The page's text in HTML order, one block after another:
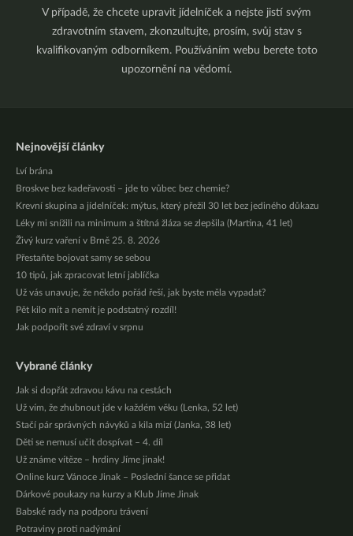
V případě, že chcete upravit jídelníček a nejste jistí svým
zdravotním stavem, zkonzultujte, prosím, svůj stav s
kvalifikovaným odborníkem. Používáním webu berete toto
upozornění na vědomí.
Nejnovější články
Lví brána
Broskve bez kadeřavosti – jde to vůbec bez chemie?
Krevní skupina a jídelníček: mýtus, který přežil 30 let bez jediného důkazu
Léky mi snížili na minimum a štítná žláza se zlepšila (Martina, 41 let)
Živý kurz vaření v Brně 25. 8. 2026
Přestaňte bojovat samy se sebou
10 tipů, jak zpracovat letní jablíčka
Už vás unavuje, že někdo pořád řeší, jak byste měla vypadat?
Pět kilo mít a nemít je podstatný rozdíl!
Jak podpořit své zdraví v srpnu
Vybrané články
Jak si dopřát zdravou kávu na cestách
Už vím, že zhubnout jde v každém věku (Lenka, 52 let)
Stačí pár správných návyků a kila mizí (Janka, 38 let)
Děti se nemusí učit dospívat – 4. díl
Už známe vítěze – hrdiny Jíme jinak!
Online kurz Vánoce Jinak – Poslední šance se přidat
Dárkové poukazy na kurzy a Klub Jíme Jinak
Babské rady na podporu trávení
Potraviny proti nadýmání